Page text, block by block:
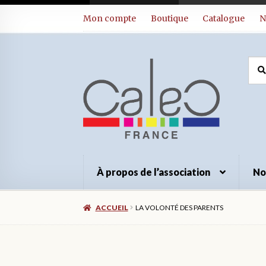
Mon compte Boutique Catalogue
À propos de l’association
ACCUEIL LA VOLONTÉ DES PARENTS